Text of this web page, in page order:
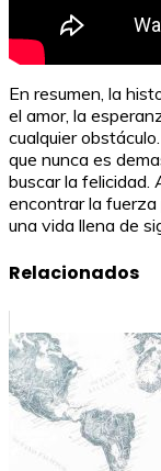
En resumen, la
el amor, la
cualquier
que nunca es
buscar la felicidad.
encontrar la
una vida llena de
Relacionados